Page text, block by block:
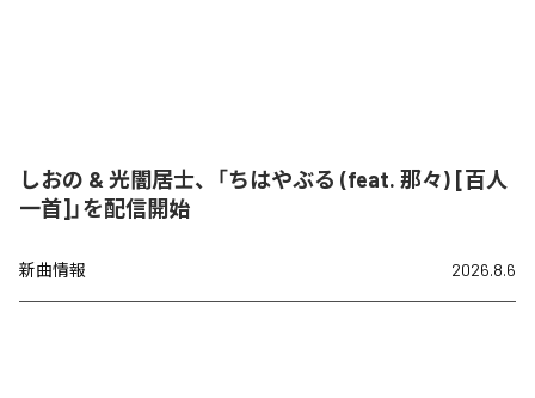
しおの & 光闇居士、「ちはやぶる (feat. 那々) [百人
一首]」を配信開始
新曲情報 2026.8.6